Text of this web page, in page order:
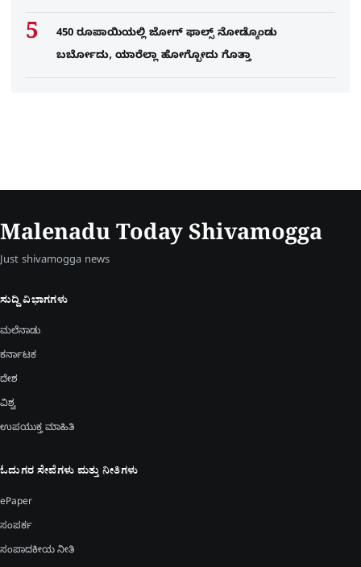
450 ರೂಪಾಯಿಯಲ್ಲಿ ಜೋಗ್​ ಫಾಲ್ಸ್​ ನೋಡ್ಕೊಂಡು
ಬರ್ಬೋದು, ಯಾರೆಲ್ಲಾ ಹೋಗ್ಬೋದು ಗೊತ್ತಾ
Malenadu Today Shivamogga
Just shivamogga news
ಸುದ್ದಿ ವಿಭಾಗಗಳು
ಮಲೆನಾಡು
ಕರ್ನಾಟಕ
ದೇಶ
ವಿಶ್ವ
ಉಪಯುಕ್ತ ಮಾಹಿತಿ
ಓದುಗರ ಸೇವೆಗಳು ಮತ್ತು ನೀತಿಗಳು
ePaper
ಸಂಪರ್ಕ
ಸಂಪಾದಕೀಯ ನೀತಿ